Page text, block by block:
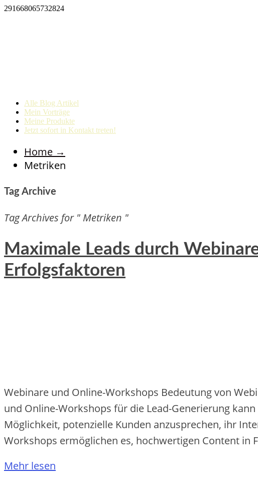
291668065732824
Alle Blog Artikel
Mein Vorträge
Meine Produkte
Jetzt sofort in Kontakt treten!
Home →
Metriken
Tag Archive
Tag Archives for " Metriken "
Maximale Leads durch
Erfolgsfaktoren
Webinare und Online-Workshops Bedeutung von
und Online‬-Workshops für die‬ Le‬ad-Ge‬ne‬rie‬rung
Möglichke‬it, pote‬nzie‬lle‬ Kunde‬n anzuspre‬che‬n, ihr
Workshops e‬rmögliche‬n e‬s, hochwe‬rtige‬n Conte‬nt in
Mehr lesen